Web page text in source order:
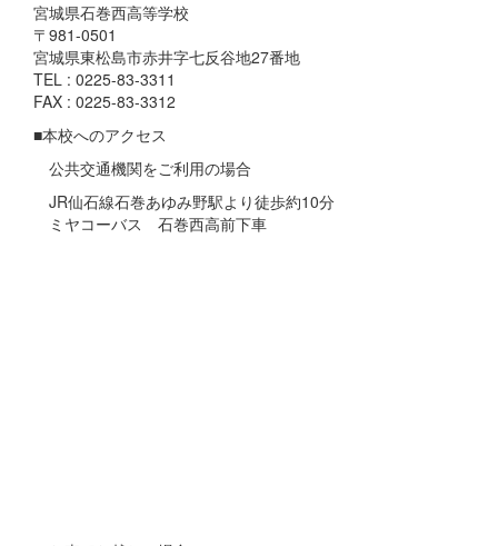
宮城県石巻西高等学校
〒981-0501
宮城県東松島市赤井字七反谷地27番地
TEL : 0225-83-3311
FAX : 0225-83-3312
■本校へのアクセス
公共交通機関をご利用の場合
JR仙石線石巻あゆみ野駅より徒歩約10分
ミヤコーバス 石巻西高前下車